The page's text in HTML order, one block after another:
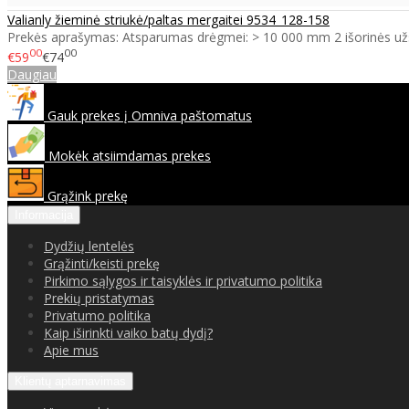
Valianly žieminė striukė/paltas mergaitei 9534_128-158
Prekės aprašymas: Atsparumas drėgmei: > 10 000 mm 2 išorinės
€5900€7400
Daugiau
Gauk prekes į Omniva paštomatus
Mokėk atsiimdamas prekes
Grąžink prekę
Dydžių lentelės
Grąžinti/keisti prekę
Pirkimo sąlygos ir taisyklės ir privatumo politika
Prekių pristatymas
Privatumo politika
Kaip iširinkti vaiko batų dydį?
Apie mus